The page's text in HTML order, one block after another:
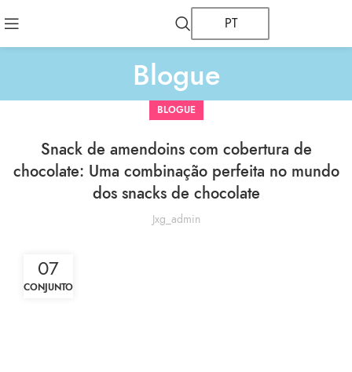
PT
Blogue
BLOGUE
Snack de amendoins com cobertura de
chocolate: Uma combinação perfeita no mundo
dos snacks de chocolate
Jxg_admin
07
CONJUNTO